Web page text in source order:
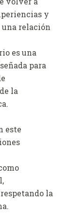
y
relación
es una
para
la
este
la